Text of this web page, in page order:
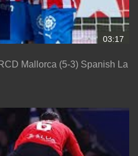
03:17
(5-3) Spanish La